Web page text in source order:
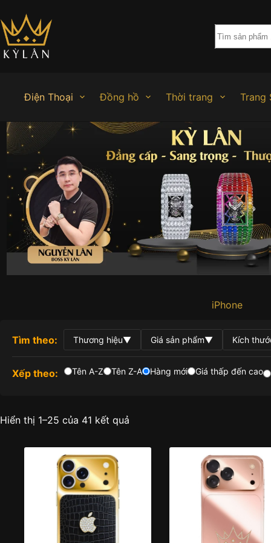
đến
phần
nội
dung
Điện Thoại Đồng hồ Thời trang Trang
iPhone
Tìm theo: Thương hiệu▼ Giá sản phẩm▼ Kích
Xếp theo: Tên A-Z Tên Z-A Hàng mới Giá thấp đến cao
Hiển thị 1–25 của 41 kết quả